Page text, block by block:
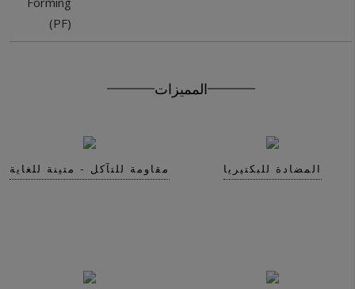
(PF)
المميزات
مقاومة للتآكل - متينة للغاية المضادة للبكتيريا